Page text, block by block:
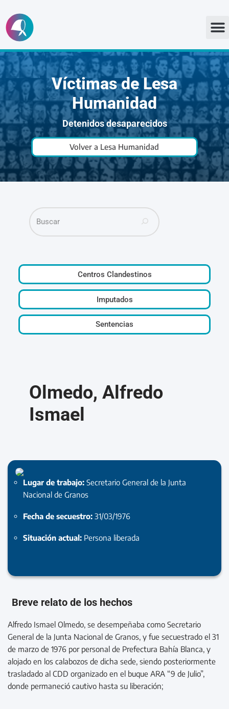
Ir
al
contenido
Víctimas de Lesa
Humanidad
Detenidos desaparecidos
Volver a Lesa Humanidad
Centros Clandestinos
Imputados
Sentencias
Olmedo, Alfredo
Ismael
Lugar de trabajo: Secretario General de la Junta
Nacional de Granos
Fecha de secuestro: 31/03/1976
Situación actual: Persona liberada
Breve relato de los hechos
Alfredo Ismael Olmedo, se desempeñaba como Secretario
General de la Junta Nacional de Granos, y fue secuestrado el 31
de marzo de 1976 por personal de Prefectura Bahía Blanca, y
alojado en los calabozos de dicha sede, siendo posteriormente
trasladado al CDD organizado en el buque ARA “9 de Julio”,
donde permaneció cautivo hasta su liberación;